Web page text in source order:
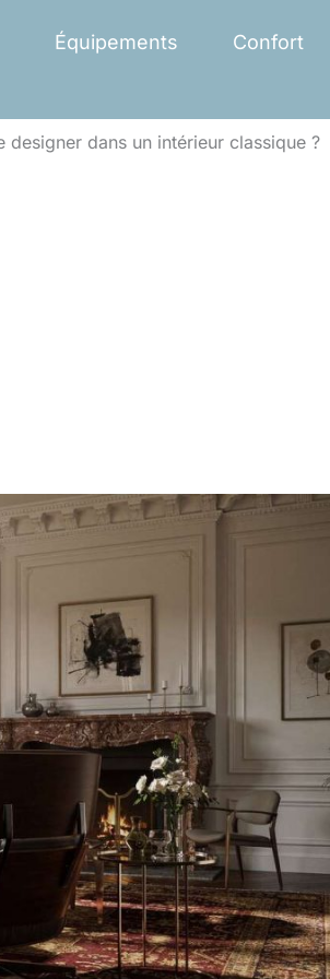
Équipements Confort
dans un intérieur classique ?